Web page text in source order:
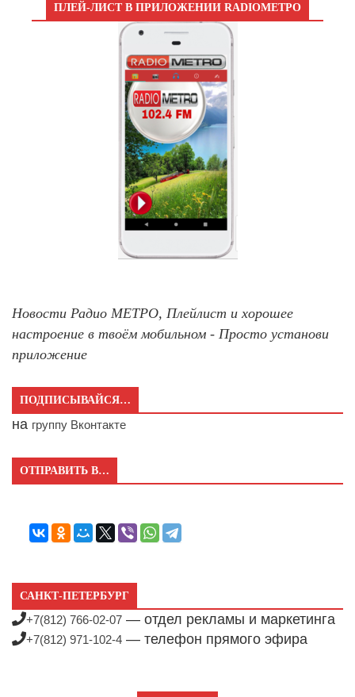
ПЛЕЙ-ЛИСТ В ПРИЛОЖЕНИИ RADIOМЕТРО
Новости Радио МЕТРО, Плейлист и хорошее
настроение в твоём мобильном - Просто установи
приложение
ПОДПИСЫВАЙСЯ…
на группу Вконтакте
ОТПРАВИТЬ В…
САНКТ-ПЕТЕРБУРГ
+7(812) 766-02-07 — отдел рекламы и маркетинга
+7(812) 971-102-4 — телефон прямого эфира